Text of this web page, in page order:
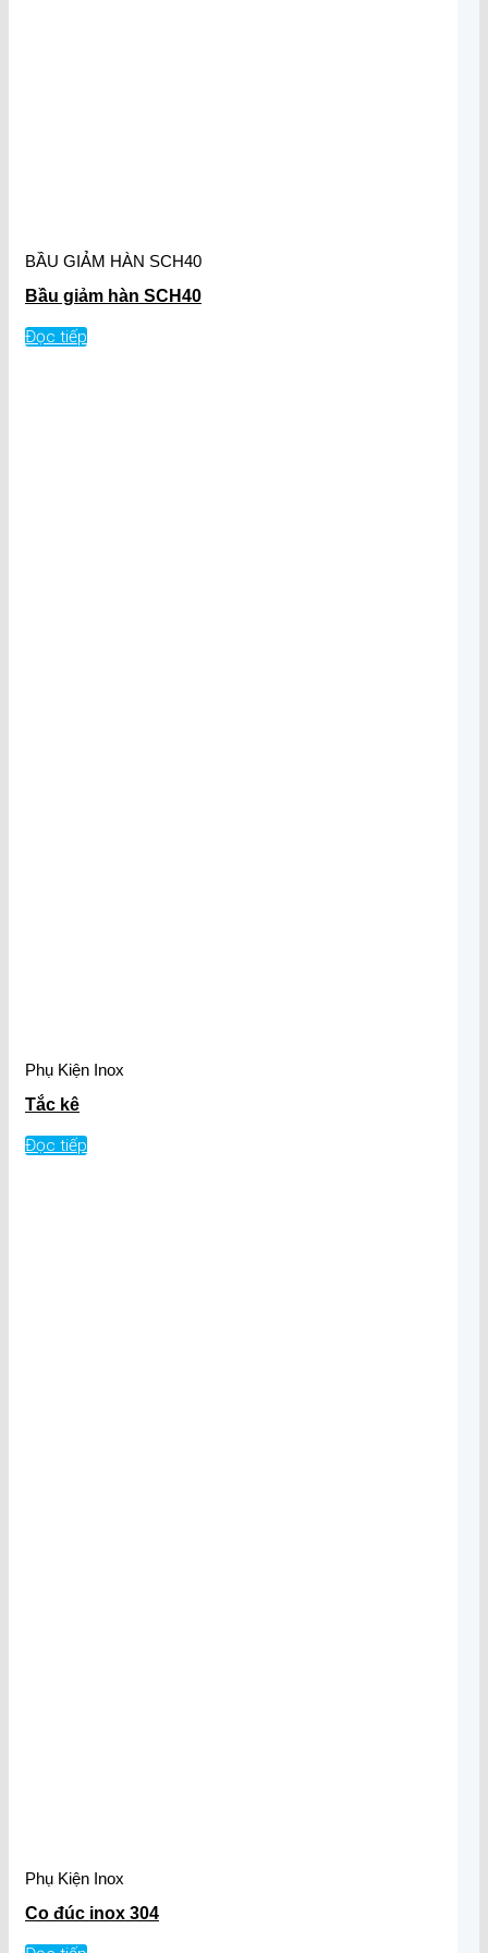
BẦU GIẢM HÀN SCH40
Bầu giảm hàn SCH40
Đọc tiếp
Phụ Kiện Inox
Tắc kê
Đọc tiếp
Phụ Kiện Inox
Co đúc inox 304